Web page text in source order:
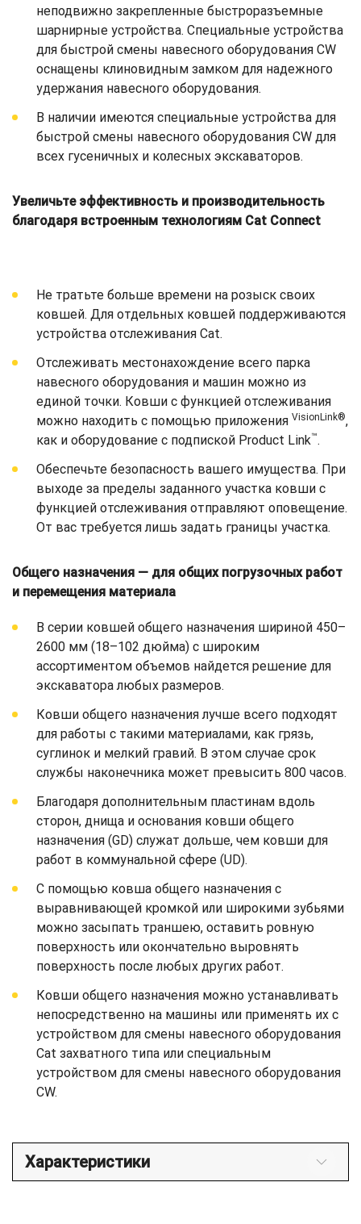
неподвижно закрепленные быстроразъемные
шарнирные устройства. Специальные устройства
для быстрой смены навесного оборудования CW
оснащены клиновидным замком для надежного
удержания навесного оборудования.
В наличии имеются специальные устройства для
быстрой смены навесного оборудования CW для
всех гусеничных и колесных экскаваторов.
Увеличьте эффективность и производительность
благодаря встроенным технологиям Cat Connect
Не тратьте больше времени на розыск своих
ковшей. Для отдельных ковшей поддерживаются
устройства отслеживания Cat.
Отслеживать местонахождение всего парка
навесного оборудования и машин можно из
единой точки. Ковши с функцией отслеживания
можно находить с помощью приложения VisionLink®,
как и оборудование с подпиской Product Link™.
Обеспечьте безопасность вашего имущества. При
выходе за пределы заданного участка ковши с
функцией отслеживания отправляют оповещение.
От вас требуется лишь задать границы участка.
Общего назначения — для общих погрузочных работ
и перемещения материала
В серии ковшей общего назначения шириной 450–
2600 мм (18–102 дюйма) с широким
ассортиментом объемов найдется решение для
экскаватора любых размеров.
Ковши общего назначения лучше всего подходят
для работы с такими материалами, как грязь,
суглинок и мелкий гравий. В этом случае срок
службы наконечника может превысить 800 часов.
Благодаря дополнительным пластинам вдоль
сторон, днища и основания ковши общего
назначения (GD) служат дольше, чем ковши для
работ в коммунальной сфере (UD).
С помощью ковша общего назначения с
выравнивающей кромкой или широкими зубьями
можно засыпать траншею, оставить ровную
поверхность или окончательно выровнять
поверхность после любых других работ.
Ковши общего назначения можно устанавливать
непосредственно на машины или применять их с
устройством для смены навесного оборудования
Cat захватного типа или специальным
устройством для смены навесного оборудования
CW.
Характеристики